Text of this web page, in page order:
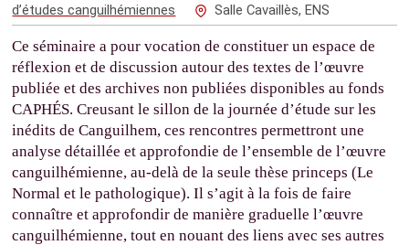
d’études canguilhémiennes
Salle Cavaillès, ENS
Ce séminaire a pour vocation de constituer un espace de
réflexion et de discussion autour des textes de l’œuvre
publiée et des archives non publiées disponibles au fonds
CAPHÉS. Creusant le sillon de la journée d’étude sur les
inédits de Canguilhem, ces rencontres permettront une
analyse détaillée et approfondie de l’ensemble de l’œuvre
canguilhémienne, au-delà de la seule thèse princeps (Le
Normal et le pathologique). Il s’agit à la fois de faire
connaître et approfondir de manière graduelle l’œuvre
canguilhémienne, tout en nouant des liens avec ses autres